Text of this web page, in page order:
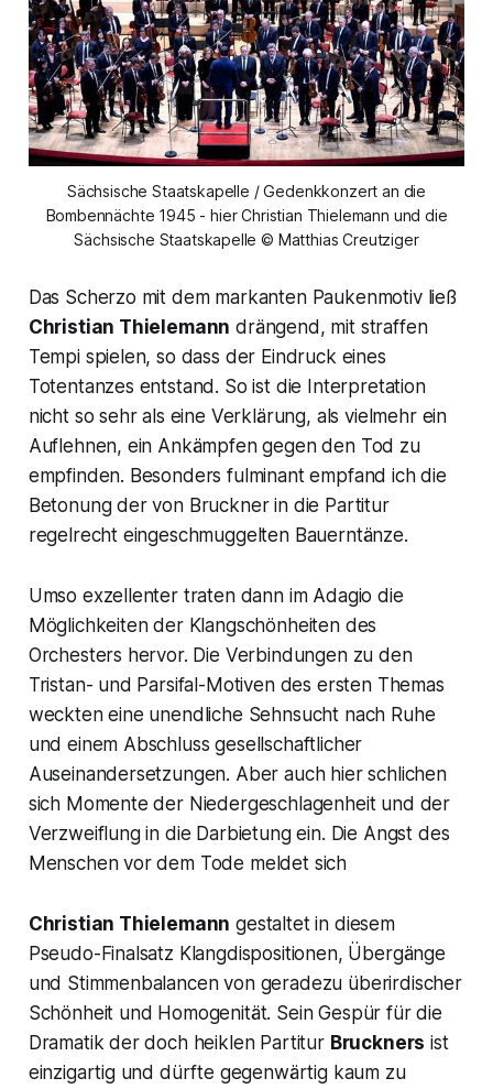
Sächsische Staatskapelle / Gedenkkonzert an die
Bombennächte 1945 - hier Christian Thielemann und die
Sächsische Staatskapelle © Matthias Creutziger
Das Scherzo mit dem markanten Paukenmotiv ließ
Christian Thielemann drängend, mit straffen
Tempi spielen, so dass der Eindruck eines
Totentanzes entstand. So ist die Interpretation
nicht so sehr als eine Verklärung, als vielmehr ein
Auflehnen, ein Ankämpfen gegen den Tod zu
empfinden. Besonders fulminant empfand ich die
Betonung der von Bruckner in die Partitur
regelrecht eingeschmuggelten Bauerntänze.
Umso exzellenter traten dann im Adagio die
Möglichkeiten der Klangschönheiten des
Orchesters hervor. Die Verbindungen zu den
Tristan- und Parsifal-Motiven des ersten Themas
weckten eine unendliche Sehnsucht nach Ruhe
und einem Abschluss gesellschaftlicher
Auseinandersetzungen. Aber auch hier schlichen
sich Momente der Niedergeschlagenheit und der
Verzweiflung in die Darbietung ein. Die Angst des
Menschen vor dem Tode meldet sich
Christian Thielemann gestaltet in diesem
Pseudo-Finalsatz Klangdispositionen, Übergänge
und Stimmenbalancen von geradezu überirdischer
Schönheit und Homogenität. Sein Gespür für die
Dramatik der doch heiklen Partitur Bruckners ist
einzigartig und dürfte gegenwärtig kaum zu